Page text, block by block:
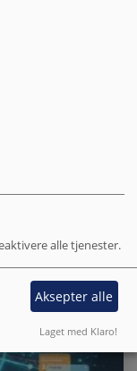
person
alle tjenester.
Aksepter alle
Laget med Klaro!